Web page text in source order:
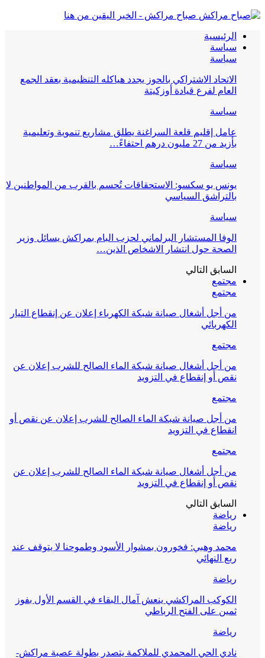
صباح مراكش - الخبر اليقين من هنا
الرئيسية
سياسة
سياسة
الاتحاد الاشتراكي بالحوز يجدد هياكله التنظيمية بعقد الجمع
العام لفرع قيادة أوزكيتة
سياسة
عامل إقليم قلعة السراغنة يطلق مشاريع تنموية وتعليمية
بأزيد من 27 مليون درهم احتفاءً…
سياسة
يونس بو سكسو: الاستحقاقات تُحسم بالقرب من المواطنين لا
بالتراشق السياسي
سياسة
الوفا المستشار البرلماني لحزب البام بمراكش يسائل وزير
الصحة حول انتشار الاشخاص الذين…
السابق التالي
مجتمع
مجتمع
من أجل أشغال صيانة شبكة الكهرباء إعلان عن إنقطاع التيار
الكهربائي
مجتمع
من أجل أشغال صيانة شبكة الماء الصالح للشرب إعلان عن
نقص أو إنقطاع في التزويد
مجتمع
من أجل صيانة شبكة الماء الصالح للشرب إعلان عن نقص أو
انقطاع في التزويد
مجتمع
من أجل أشغال صيانة شبكة الماء الصالح للشرب إعلان عن
نقص أو إنقطاع في التزويد
السابق التالي
رياضة
رياضة
محمد وهبي: فخورون بمشوار الأسود وطموحنا لا يتوقف عند
ربع النهائي
رياضة
الكوكب المراكشي ينعش آمال البقاء في القسم الأول بفوز
ثمين على الفتح الرباطي
رياضة
نادي الحي المحمدي للملاكمة يتصدر بطولة عصبة مراكش-